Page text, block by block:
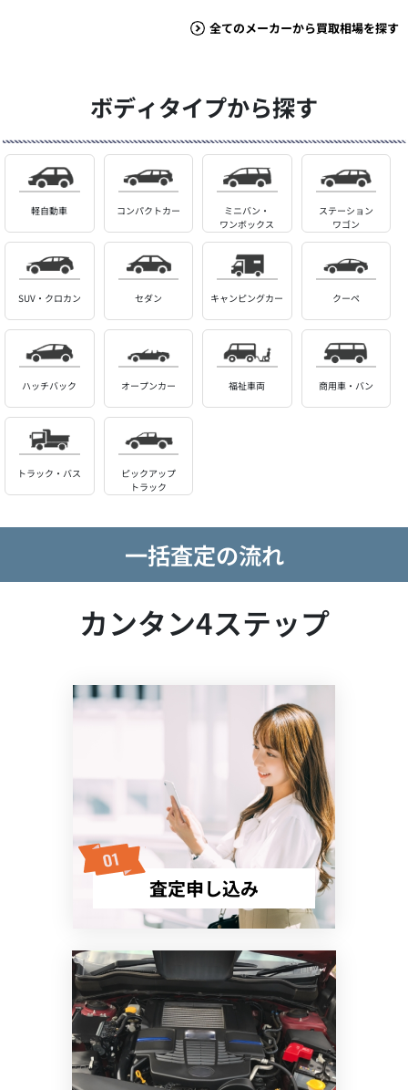
全てのメーカーから買取相場を探す
ボディタイプから探す
軽自動車 コンパクトカー
ミニバン・
ワンボックス
ステーション
ワゴン
SUV・クロカン セダン キャンピングカー クーペ
ハッチバック オープンカー 福祉車両 商用車・バン
トラック・バス
ピックアップ
トラック
一括査定の流れ
カンタン4ステップ
査定申し込み